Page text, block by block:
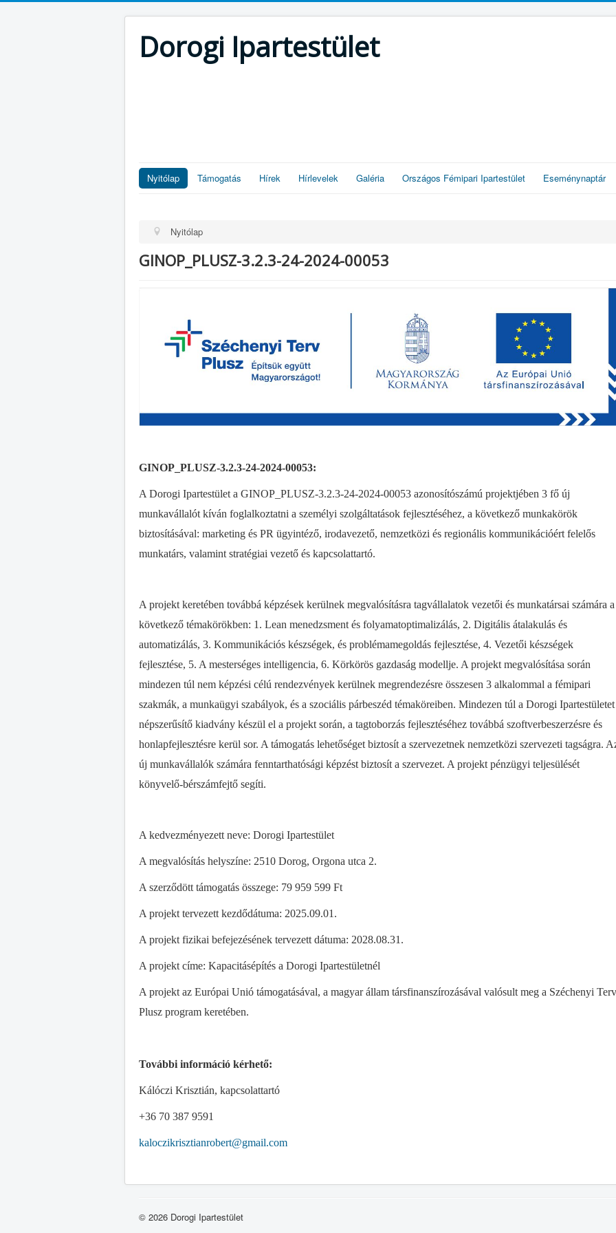
Dorogi Ipartestület
Nyitólap Támogatás Hírek Hírlevelek Galéria Országos Fémipari Ipartestület Eseménynaptár
Nyitólap
GINOP_PLUSZ-3.2.3-24-2024-00053
GINOP_PLUSZ-3.2.3-24-2024-00053:
A Dorogi Ipartestület a GINOP_PLUSZ-3.2.3-24-2024-00053 azonosítószámú projektjében 3 fő új
munkavállalót kíván foglalkoztatni a személyi szolgáltatások fejlesztéséhez, a következő munkakörök
biztosításával: marketing és PR ügyintéző, irodavezető, nemzetközi és regionális kommunikációért felelős
munkatárs, valamint stratégiai vezető és kapcsolattartó.
A projekt keretében továbbá képzések kerülnek megvalósításra tagvállalatok vezetői és munkatársai számára a
következő témakörökben: 1. Lean menedzsment és folyamatoptimalizálás, 2. Digitális átalakulás és
automatizálás, 3. Kommunikációs készségek, és problémamegoldás fejlesztése, 4. Vezetői készségek
fejlesztése, 5. A mesterséges intelligencia, 6. Körkörös gazdaság modellje. A projekt megvalósítása során
mindezen túl nem képzési célú rendezvények kerülnek megrendezésre összesen 3 alkalommal a fémipari
szakmák, a munkaügyi szabályok, és a szociális párbeszéd témaköreiben. Mindezen túl a Dorogi Ipartestületet
népszerűsítő kiadvány készül el a projekt során, a tagtoborzás fejlesztéséhez továbbá szoftverbeszerzésre és
honlapfejlesztésre kerül sor. A támogatás lehetőséget biztosít a szervezetnek nemzetközi szervezeti tagságra.
új munkavállalók számára fenntarthatósági képzést biztosít a szervezet. A projekt pénzügyi teljesülését
könyvelő-bérszámfejtő segíti.
A kedvezményezett neve: Dorogi Ipartestület
A megvalósítás helyszíne: 2510 Dorog, Orgona utca 2.
A szerződött támogatás összege: 79 959 599 Ft
A projekt tervezett kezdődátuma: 2025.09.01.
A projekt fizikai befejezésének tervezett dátuma: 2028.08.31.
A projekt címe: Kapacitásépítés a Dorogi Ipartestületnél
A projekt az Európai Unió támogatásával, a magyar állam társfinanszírozásával valósult meg a Széchenyi Terv
Plusz program keretében.
További információ kérhető:
Kálóczi Krisztián, kapcsolattartó
+36 70 387 9591
kaloczikrisztianrobert@gmail.com
© 2026 Dorogi Ipartestület